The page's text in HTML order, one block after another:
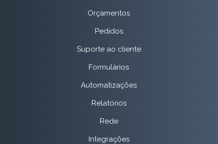
Orçamentos
Pedidos
Suporte ao cliente
Formulários
Automatizações
Relatórios
Rede
Integrações